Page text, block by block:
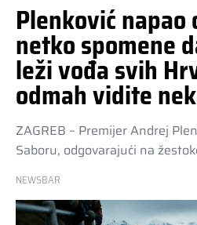
Plenković napao
netko spomene
leži vođa svih
odmah vidite
ZAGREB – Premijer Andrej
Saboru, odgovarajući na
NEWSBAR